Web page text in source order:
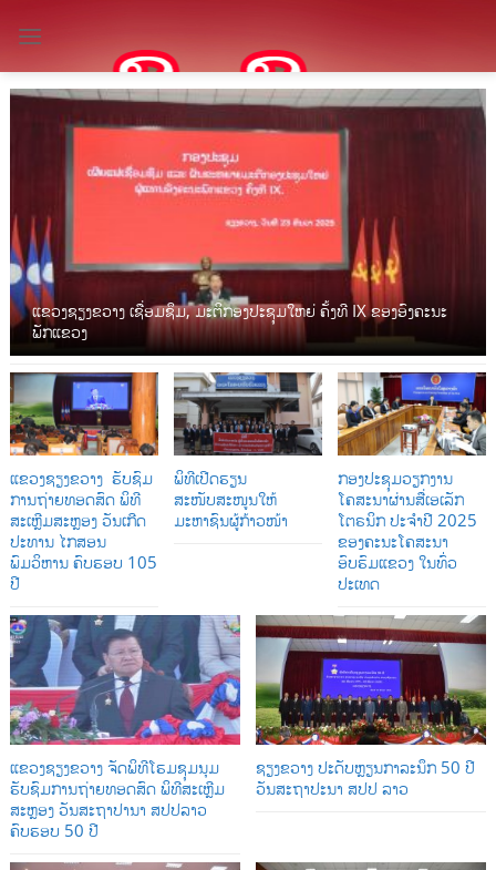
content
ແຂວງຊຽງຂວາງ ເຊື່ອມຊຶມ, ມະຕິກອງປະຊຸມໃຫຍ່ ຄັ້ງທີ IX ຂອງອົງຄະນະ
ພັກແຂວງ
ແຂວງຊຽງຂວາງ ຮັບຊົມ
ການຖ່າຍທອດສົດ ພິທີ
ສະເຫຼີມສະຫຼອງ ວັນເກີດ
ປະທານ ໄກສອນ
ພົມວິຫານ ຄົບຮອບ 105
ປີ
ພິທີເປີດຮຽນ
ສະໜັບສະໜູນໃຫ້
ມະຫາຊົນຜູ້ກ້າວໜ້າ
ກອງປະຊຸມວຽກງານ
ໂຄສະນາຜ່ານສື່ເອເລັກ
ໂຕຣນິກ ປະຈໍາປີ 2025
ຂອງຄະນະໂຄສະນາ
ອົບຮົມແຂວງ ໃນທົ່ວ
ປະເທດ
ແຂວງຊຽງຂວາງ ຈັດພິທີໂຮມຊຸມນຸມ
ຮັບຊົມການຖ່າຍທອດສົດ ພິທີສະເຫຼີມ
ສະຫຼອງ ວັນສະຖາປານາ ສປປລາວ
ຄົບຮອບ 50 ປີ
ຊຽງຂວາງ ປະດັບຫຼຽນກາລະນຶກ 50 ປີ
ວັນສະຖາປະນາ ສປປ ລາວ